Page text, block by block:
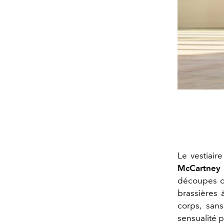
Le
McCartney
découpes
brassières
corps,
sensualité